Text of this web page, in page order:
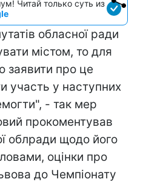
Читай только суть из
обласної ради
містом, то для
заявити про це
участь у наступних
- так мер
прокоментував
облради щодо його
оцінки про
до Чемпіонату